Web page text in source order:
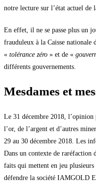
notre lecture sur l’état actuel
En effet, il ne se passe plus un
frauduleux à la Caisse nationale
« tolérance zéro » et de «
différents gouvernements.
Mesdames et
Le 31 décembre 2018, l’opinion
l’or, de l’argent et d’autres
29 au 30 décembre 2018. Les
Dans un contexte de raréfaction
faits qui mettent en jeu
défendre la société IAMGOLD